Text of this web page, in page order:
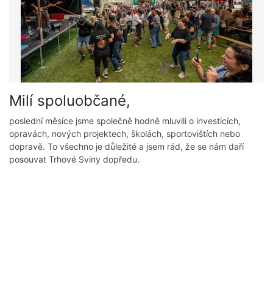
Milí spoluobčané,
poslední měsíce jsme společně hodně mluvili o investicích,
opravách, nových projektech, školách, sportovištích nebo
dopravě. To všechno je důležité a jsem rád, že se nám daří
posouvat Trhové Sviny dopředu.